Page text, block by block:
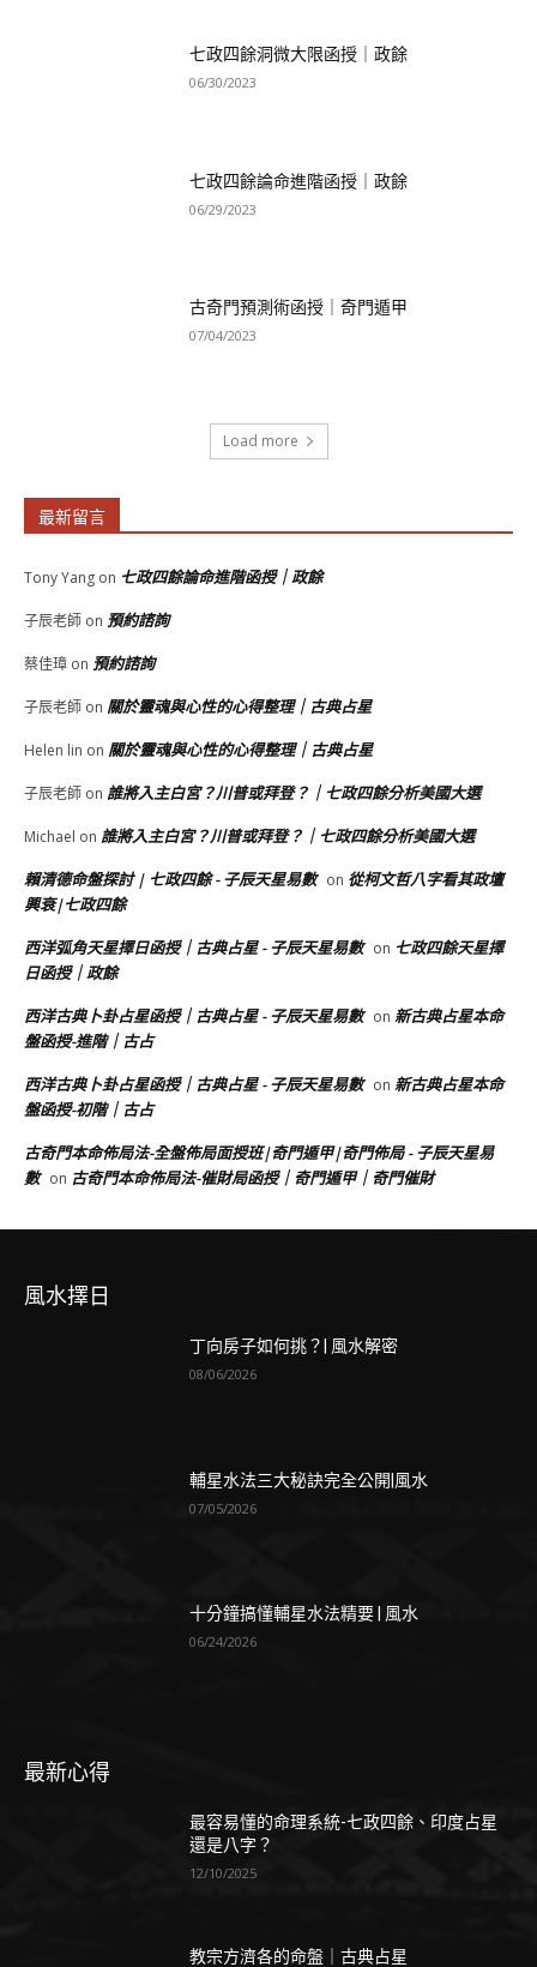
七政四餘洞微大限函授｜政餘
06/30/2023
七政四餘論命進階函授｜政餘
06/29/2023
古奇門預測術函授｜奇門遁甲
07/04/2023
Load more
最新留言
Tony Yang on 七政四餘論命進階函授｜政餘
子辰老師 on 預約諮詢
蔡佳璋 on 預約諮詢
子辰老師 on 關於靈魂與心性的心得整理｜古典占星
Helen lin on 關於靈魂與心性的心得整理｜古典占星
子辰老師 on 誰將入主白宮？川普或拜登？｜七政四餘分析美國大選
Michael on 誰將入主白宮？川普或拜登？｜七政四餘分析美國大選
賴清德命盤探討 | 七政四餘 - 子辰天星易數 on 從柯文哲八字看其政壇
興衰|七政四餘
西洋弧角天星擇日函授｜古典占星 - 子辰天星易數 on 七政四餘天星擇
日函授｜政餘
西洋古典卜卦占星函授｜古典占星 - 子辰天星易數 on 新古典占星本命
盤函授-進階｜古占
西洋古典卜卦占星函授｜古典占星 - 子辰天星易數 on 新古典占星本命
盤函授-初階｜古占
古奇門本命佈局法-全盤佈局面授班|奇門遁甲|奇門佈局 - 子辰天星易
數 on 古奇門本命佈局法-催財局函授｜奇門遁甲｜奇門催財
風水擇日
丁向房子如何挑？| 風水解密
08/06/2026
輔星水法三大秘訣完全公開|風水
07/05/2026
十分鐘搞懂輔星水法精要 | 風水
06/24/2026
最新心得
最容易懂的命理系統-七政四餘、印度占星
還是八字？
12/10/2025
教宗方濟各的命盤｜古典占星